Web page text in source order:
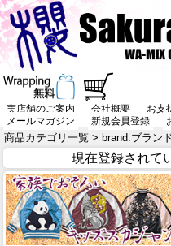
実店舗のご案内 会社概要 お支
メールマガジン
新規会員登録
商品カテゴリ一覧 > brand:ブラン
現在登録されて